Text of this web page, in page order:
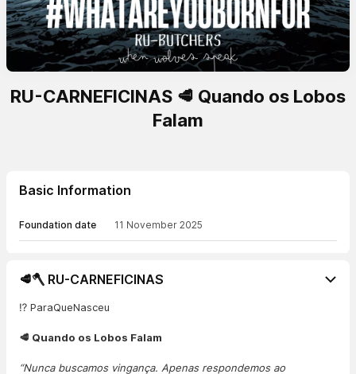
RU-CARNEFICINAS 🥩 Quando os Lobos
Falam
Basic Information
Foundation date 11 November 2025
🥩🪓 RU-CARNEFICINAS
⁉️ ParaQueNasceu
🥩 Quando os Lobos Falam
“Nunca buscamos vingança. Apenas respondemos ao